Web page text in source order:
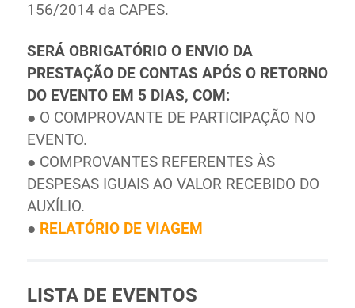
156/2014 da CAPES.
SERÁ OBRIGATÓRIO O ENVIO DA
PRESTAÇÃO DE CONTAS APÓS O RETORNO
DO EVENTO EM 5 DIAS, COM:
● O COMPROVANTE DE PARTICIPAÇÃO NO
EVENTO.
● COMPROVANTES REFERENTES ÀS
DESPESAS IGUAIS AO VALOR RECEBIDO DO
AUXÍLIO.
● RELATÓRIO DE VIAGEM
LISTA DE EVENTOS